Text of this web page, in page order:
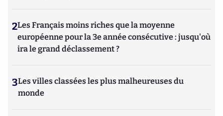
2Les Français moins riches que la moyenne
européenne pour la 3e année consécutive : jusqu'où
ira le grand déclassement ?
3Les villes classées les plus malheureuses du
monde